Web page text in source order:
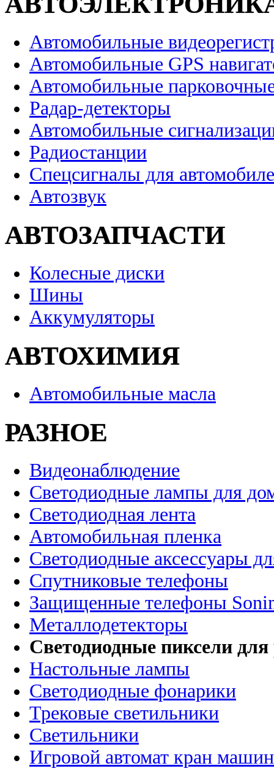
Автомобильные
Автомобильные GPS
Автомобильные
Радар-детекторы
Автомобильные
Радиостанции
Спецсигналы для
Автозвук
АВТОЗАПЧАСТИ
Колесные диски
Шины
Аккумуляторы
АВТОХИМИЯ
Автомобильные масла
РАЗНОЕ
Видеонаблюдение
Светодиодные лампы для
Светодиодная лента
Автомобильная пленка
Светодиодные аксессуары
Спутниковые телефоны
Защищенные телефоны
Металлодетекторы
Светодиодные пиксели
Настольные лампы
Светодиодные фонарики
Трековые светильники
Светильники
Игровой автомат кран